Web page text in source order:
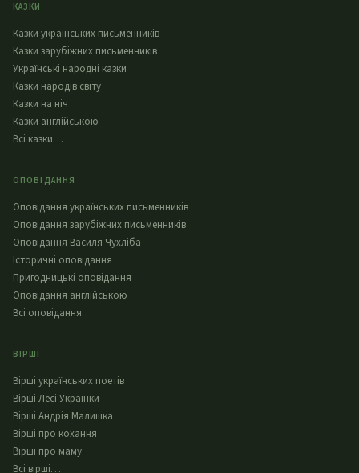
КАЗКИ
Казки українських письменників
Казки зарубіжних письменників
Українські народні казки
Казки народів світу
Казки на ніч
Казки англійською
Всі казки…
ОПОВІДАННЯ
Оповідання українських письменників
Оповідання зарубіжних письменників
Оповідання Василя Чухліба
Історичні оповідання
Пригодницькі оповідання
Оповідання англійською
Всі оповідання…
ВІРШІ
Вірші українських поетів
Вірші Лесі Українки
Вірші Андрія Малишка
Вірші про кохання
Вірші про маму
Всі вірші…